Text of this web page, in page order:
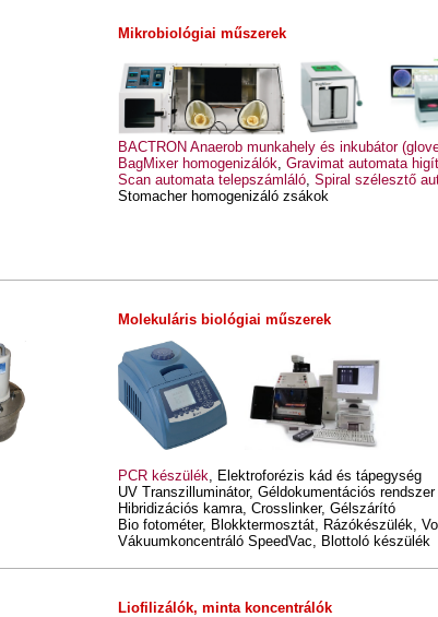
Mikrobiológiai műszerek
BACTRON Anaerob munkahely és inkubátor
BagMixer homogenizálók, Gravimat automata
Scan automata telepszámláló, Spiral szélesztő
Stomacher homogenizáló zsákok
Molekuláris biológiai műszerek
PCR készülék, Elektroforézis kád és tápegység
UV Transzilluminátor, Géldokumentációs rendszer
Hibridizációs kamra, Crosslinker, Gélszárító
Bio fotométer, Blokktermosztát, Rázókészülék,
Vákuumkoncentráló SpeedVac, Blottoló készülék
Liofilizálók, minta koncentrálók